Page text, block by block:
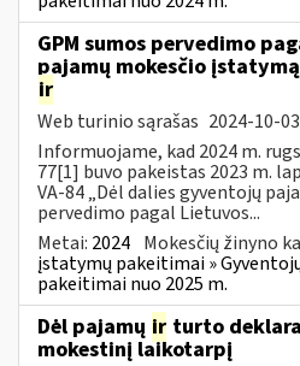
GPM sumos pervedimo
pajamų mokesčio
ir
Web turinio sąrašas 2024-10-03
Informuojame, kad 2024 m.
77[1] buvo pakeistas 2023 m.
VA-84 „Dėl dalies gyventojų
pervedimo pagal Lietuvos...
Metai: 2024 Mokesčių žinyno
įstatymų pakeitimai »
pakeitimai nuo 2025 m.
Dėl pajamų ir turto
mokestinį laikotarpį